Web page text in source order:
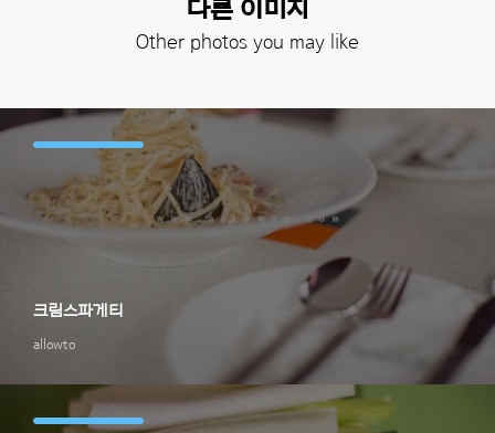
다른 이미지
Other photos you may like
allowto
크림스파게티